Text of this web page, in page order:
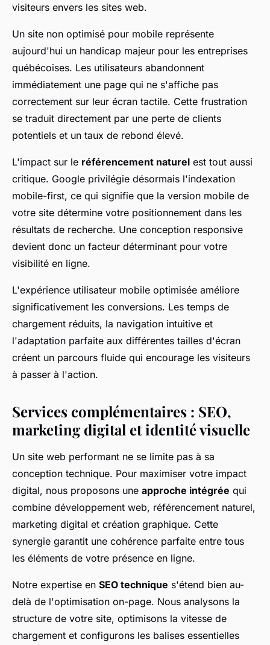
visiteurs envers les sites web.
Un site non optimisé pour mobile représente
aujourd'hui un handicap majeur pour les entreprises
québécoises. Les utilisateurs abandonnent
immédiatement une page qui ne s'affiche pas
correctement sur leur écran tactile. Cette frustration
se traduit directement par une perte de clients
potentiels et un taux de rebond élevé.
L'impact sur le référencement naturel est tout aussi
critique. Google privilégie désormais l'indexation
mobile-first, ce qui signifie que la version mobile de
votre site détermine votre positionnement dans les
résultats de recherche. Une conception responsive
devient donc un facteur déterminant pour votre
visibilité en ligne.
L'expérience utilisateur mobile optimisée améliore
significativement les conversions. Les temps de
chargement réduits, la navigation intuitive et
l'adaptation parfaite aux différentes tailles d'écran
créent un parcours fluide qui encourage les visiteurs
à passer à l'action.
Services complémentaires : SEO,
marketing digital et identité visuelle
Un site web performant ne se limite pas à sa
conception technique. Pour maximiser votre impact
digital, nous proposons une approche intégrée qui
combine développement web, référencement naturel,
marketing digital et création graphique. Cette
synergie garantit une cohérence parfaite entre tous
les éléments de votre présence en ligne.
Notre expertise en SEO technique s'étend bien au-
delà de l'optimisation on-page. Nous analysons la
structure de votre site, optimisons la vitesse de
chargement et configurons les balises essentielles